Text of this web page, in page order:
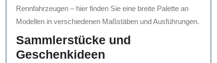
Rennfahrzeugen – hier finden Sie eine breite Palette an
Modellen in verschiedenen Maßstäben und Ausführungen.
Sammlerstücke und
Geschenkideen